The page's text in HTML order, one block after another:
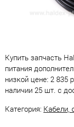
Купить запчасть
питания
низкой цене: 2 835
наличии 25 шт. с
Категория: Кабели,